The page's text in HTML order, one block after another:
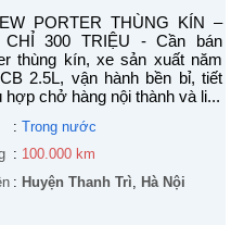
PORTER THÙNG KÍN –
300 TRIỆU - Cần bán
thùng kín, xe sản xuất năm
2.5L, vận hành bền bỉ, tiết
hợp chở hàng nội thành và li...
: Trong nước
: 100.000 km
: Huyện Thanh Trì, Hà Nội